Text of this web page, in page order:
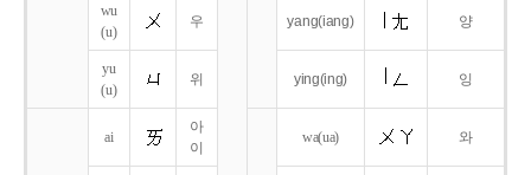
wu
(u)
우 yang(iang) 양
yu
(u)
위 ying(ing) 잉
ai
아
이
wa(ua) 와